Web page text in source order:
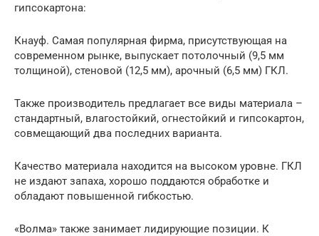
гипсокартона:
Кнауф. Самая популярная фирма, присутствующая на
современном рынке, выпускает потолочный (9,5 мм
толщиной), стеновой (12,5 мм), арочный (6,5 мм) ГКЛ.
Также производитель предлагает все виды материала –
стандартный, влагостойкий, огнестойкий и гипсокартон,
совмещающий два последних варианта.
Качество материала находится на высоком уровне. ГКЛ
не издают запаха, хорошо поддаются обработке и
обладают повышенной гибкостью.
«Волма» также занимает лидирующие позиции. К